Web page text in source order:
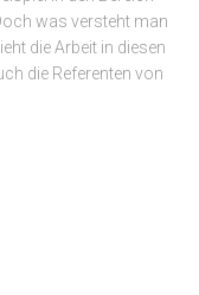
was versteht man
die Arbeit in diesen
die Referenten von